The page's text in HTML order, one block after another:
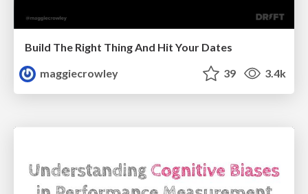
Build The Right Thing And Hit Your Dates
maggiecrowley
39 3.4k